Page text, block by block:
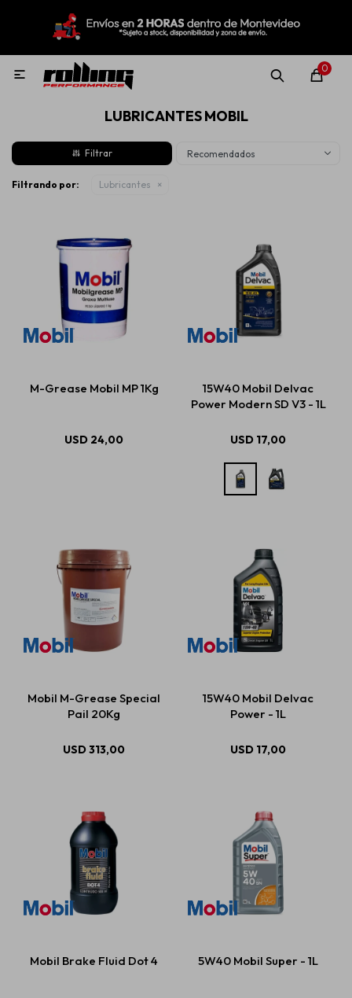
0

LUBRICANTES MOBIL
Recomendados
Filtrando por: Lubricantes
M-Grease Mobil MP 1Kg
USD 24,00
15W40 Mobil Delvac
Power Modern SD V3 - 1L
USD 17,00
Mobil M-Grease Special
Pail 20Kg
USD313,00
15W40 Mobil Delvac
Power - 1L
USD 17,00
Mobil Brake Fluid Dot 4 5W40 Mobil Super - 1L
MI CUENTA
Nuevo! Rolling Repuestos
Llantas
Lubricantes
Aditivos
Repuestos
Servicios